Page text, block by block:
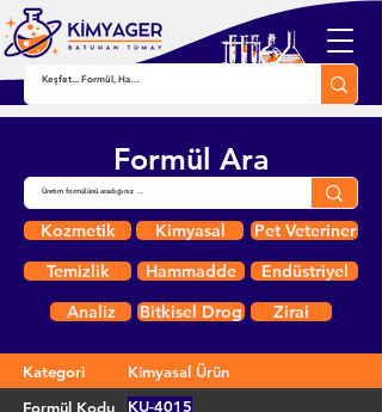
Formül Ara
Kozmetik Kimyasal
Pet Veteriner
Temizlik
Hammadde
Endüstriyel
Analiz
Bitkisel Drog Zirai
Kategori
Kimyasal Ürün
Formül Kodu
KU-4015